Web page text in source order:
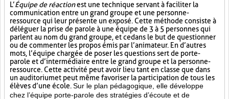
L’Équipe de réactionest une technique servant à faciliter la
communication entre un grand groupe et une personne-
ressource qui leur présente un exposé. Cette méthode consiste à
déléguer la prise de parole à une équipe de 3 à 5 personnes qui
parlent au nom du grand groupe, et ce dans le but de questionner
ou de commenter les propos émis par l’animateur. En d’autres
mots, l’équipe chargée de poser les questions sert de porte-
parole et d’intermédiaire entre le grand groupe et la personne-
ressource. Cette activité peut avoir lieu tant en classe que dans
un auditorium et peut même favoriser la participation de tous les
élèves d’une école. Sur le plan pédagogique, elle développe
chez l’équipe porte-parole des stratégies d’écoute et de